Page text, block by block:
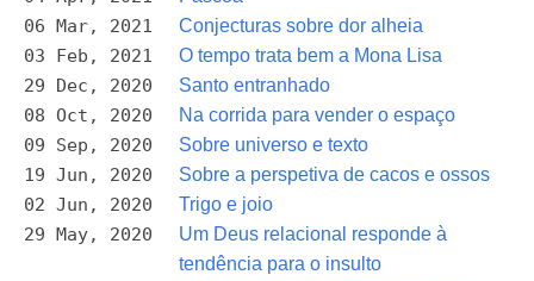
06 Mar, 2021 Conjecturas sobre dor alheia
03 Feb, 2021 O tempo trata bem a Mona Lisa
29 Dec, 2020 Santo entranhado
08 Oct, 2020 Na corrida para vender o espaço
09 Sep, 2020 Sobre universo e texto
19 Jun, 2020 Sobre a perspetiva de cacos e ossos
02 Jun, 2020 Trigo e joio
29 May, 2020
Um Deus relacional responde à
tendência para o insulto